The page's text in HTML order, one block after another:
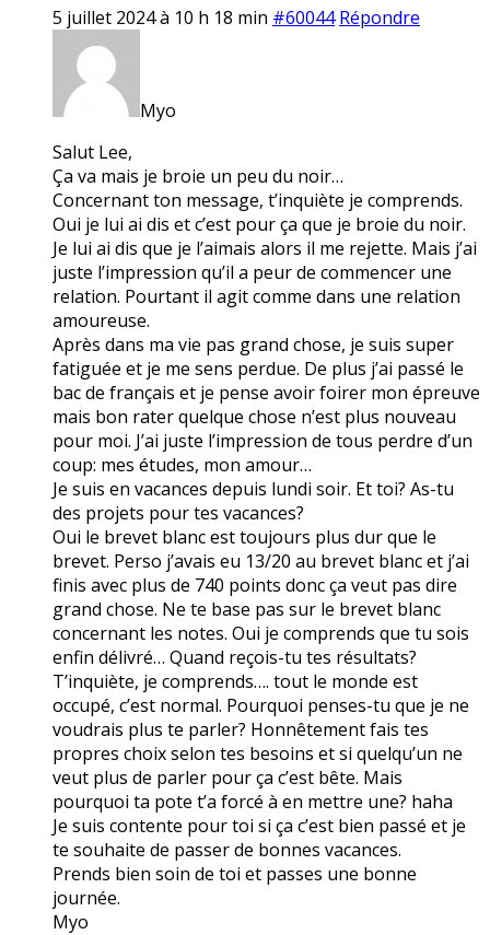
5 juillet 2024 à 10 h 18 min #60044 Répondre
Myo
Salut Lee,
Ça va mais je broie un peu du noir…
Concernant ton message, t’inquiète je comprends.
Oui je lui ai dis et c’est pour ça que je broie du noir.
Je lui ai dis que je l’aimais alors il me rejette. Mais j’ai
juste l’impression qu’il a peur de commencer une
relation. Pourtant il agit comme dans une relation
amoureuse.
Après dans ma vie pas grand chose, je suis super
fatiguée et je me sens perdue. De plus j’ai passé le
bac de français et je pense avoir foirer mon épreuve
mais bon rater quelque chose n’est plus nouveau
pour moi. J’ai juste l’impression de tous perdre d’un
coup: mes études, mon amour…
Je suis en vacances depuis lundi soir. Et toi? As-tu
des projets pour tes vacances?
Oui le brevet blanc est toujours plus dur que le
brevet. Perso j’avais eu 13/20 au brevet blanc et j’ai
finis avec plus de 740 points donc ça veut pas dire
grand chose. Ne te base pas sur le brevet blanc
concernant les notes. Oui je comprends que tu sois
enfin délivré… Quand reçois-tu tes résultats?
T’inquiète, je comprends…. tout le monde est
occupé, c’est normal. Pourquoi penses-tu que je ne
voudrais plus te parler? Honnêtement fais tes
propres choix selon tes besoins et si quelqu’un ne
veut plus de parler pour ça c’est bête. Mais
pourquoi ta pote t’a forcé à en mettre une? haha
Je suis contente pour toi si ça c’est bien passé et je
te souhaite de passer de bonnes vacances.
Prends bien soin de toi et passes une bonne
journée.
Myo